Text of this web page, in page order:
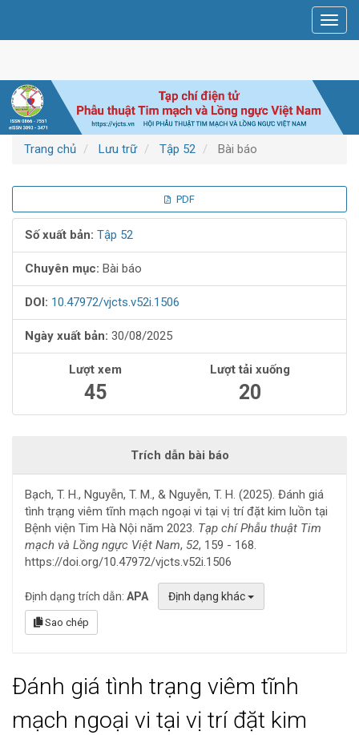
chính
chính
Thanh
bên
Trang chủ Lưu trữ Tập 52 Bài báo
bên
bài
viết
PDF
Số xuất bản: Tập 52
Chuyên mục: Bài báo
DOI: 10.47972/vjcts.v52i.1506
Ngày xuất bản: 30/08/2025
Lượt xem
45
Lượt tải xuống
20
Trích dẫn bài báo
Bạch, T. H., Nguyễn, T. M., & Nguyễn, T. H. (2025). Đánh giá
tình trạng viêm tĩnh mạch ngoại vi tại vị trí đặt kim luồn tại
Bệnh viện Tim Hà Nội năm 2023. Tạp chí Phẫu thuật Tim
mạch và Lồng ngực Việt Nam, 52, 159 - 168.
https://doi.org/10.47972/vjcts.v52i.1506
Định dạng trích dẫn: APA Định dạng khác
Sao chép
Đánh giá tình trạng viêm tĩnh
mạch ngoại vi tại vị trí đặt kim